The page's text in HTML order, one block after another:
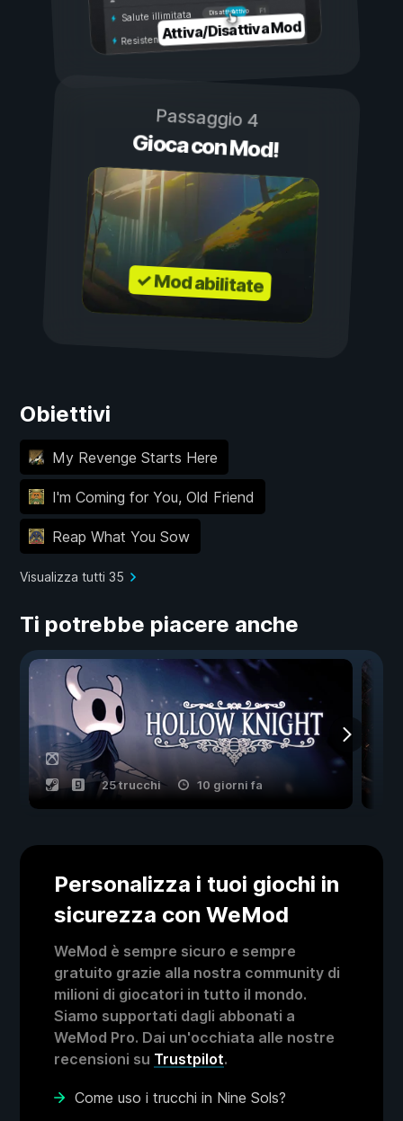
Attivo
Disattivo
Salute illimitata
Resistenza illimitata
Attiva/Disattiva Mod
Passaggio 4
Gioca con Mod!
✓ Mod abilitate
Obiettivi
My Revenge Starts Here
I'm Coming for You, Old Friend
Reap What You Sow
Visualizza tutti 35
Ti potrebbe piacere anche
25 trucchi 10 giorni fa
Personalizza i tuoi giochi in
sicurezza con WeMod
WeMod è sempre sicuro e sempre
gratuito grazie alla nostra community di
milioni di giocatori in tutto il mondo.
Siamo supportati dagli abbonati a
WeMod Pro. Dai un'occhiata alle nostre
recensioni su Trustpilot.
Come uso i trucchi in Nine Sols?